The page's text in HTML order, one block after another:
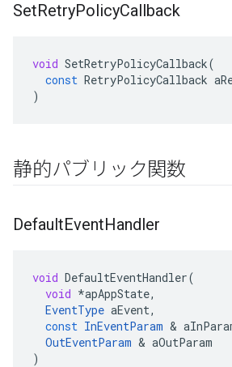
SetRetryPolicyCallback
void SetRetryPolicyCallback(
const RetryPolicyCallback
)
静的パブリック関数
DefaultEventHandler
void DefaultEventHandler(
void *apAppState,
EventType aEvent,
const InEventParam &
OutEventParam & aOutParam
)